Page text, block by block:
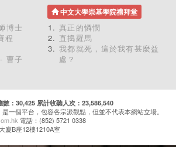
博士
程
曹子
中文大學崇基學院禮拜堂
真正的憐憫
直搗羅馬
我都就死，這於我有甚麼益
處？
：30,425 累計收聽人次：23,586,540
一個平台，包容各宗派觀點，但並不代表本網站立場。
電話：(852) 5721 0338
廈B座12樓1210A室